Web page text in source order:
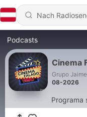
Podcasts
Cinema
Grupo
08-2026
Programa